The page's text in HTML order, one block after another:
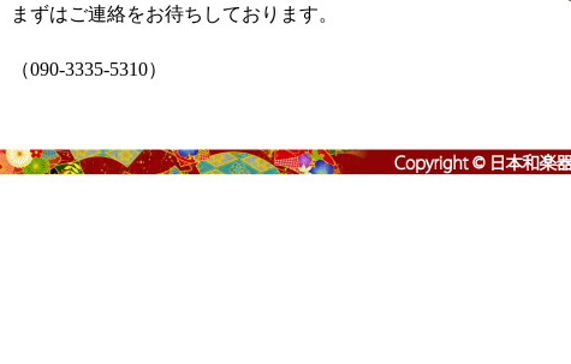
まずはご連絡をお待ちしております。
（090-3335-5310）